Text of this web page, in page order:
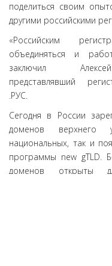
поделиться своим
другими российскими
«Российским
объединяться и
заключил
представлявший
.РУС.
Сегодня в России
доменов
национальных, так и
программы new gTLD.
доменов открыты